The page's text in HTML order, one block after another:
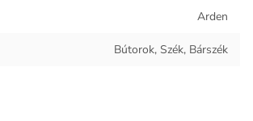
Bársony
Arden
Bútorok, Szék, Bárszék